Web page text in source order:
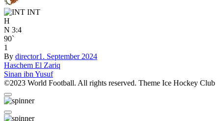
INT
H
N 3:4
90`
1
By director1. September 2024
Beitragsnavigation
Haschem El Zariq
Sinan ibn Yusuf
©2023 World Football. All rights reserved. Theme Ice Hockey Club